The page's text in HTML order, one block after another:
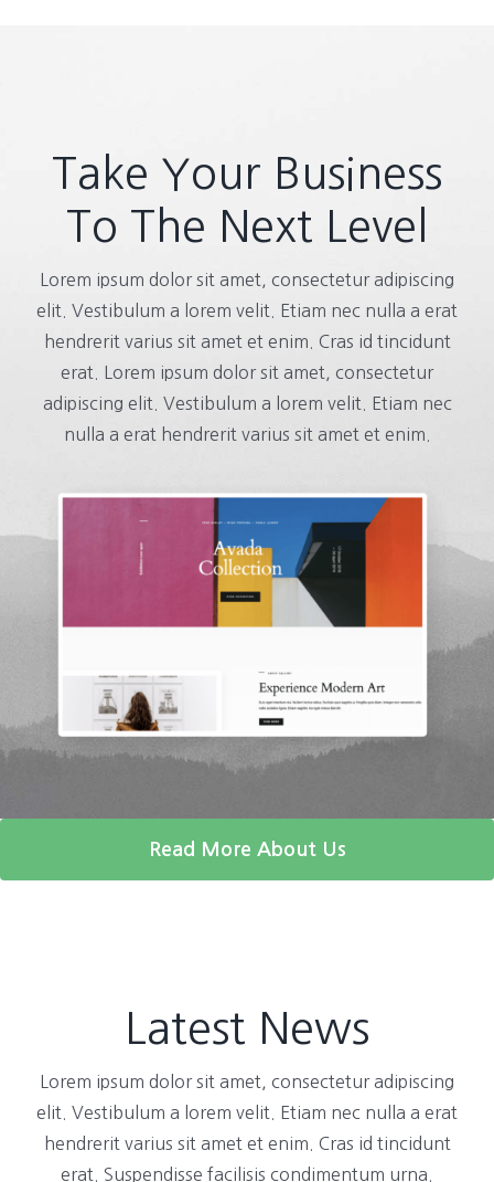
Take Your Business
To The Next Level
Lorem ipsum dolor sit amet, consectetur adipiscing
elit. Vestibulum a lorem velit. Etiam nec nulla a erat
hendrerit varius sit amet et enim. Cras id tincidunt
erat. Lorem ipsum dolor sit amet, consectetur
adipiscing elit. Vestibulum a lorem velit. Etiam nec
nulla a erat hendrerit varius sit amet et enim.
Read More About Us
Latest News
Lorem ipsum dolor sit amet, consectetur adipiscing
elit. Vestibulum a lorem velit. Etiam nec nulla a erat
hendrerit varius sit amet et enim. Cras id tincidunt
erat. Suspendisse facilisis condimentum urna.